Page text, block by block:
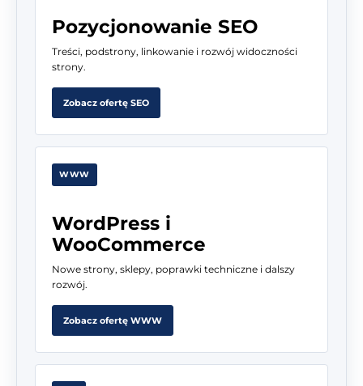
Pozycjonowanie SEO
Treści, podstrony, linkowanie i rozwój widoczności
strony.
Zobacz ofertę SEO
WWW
WordPress i
WooCommerce
Nowe strony, sklepy, poprawki techniczne i dalszy
rozwój.
Zobacz ofertę WWW